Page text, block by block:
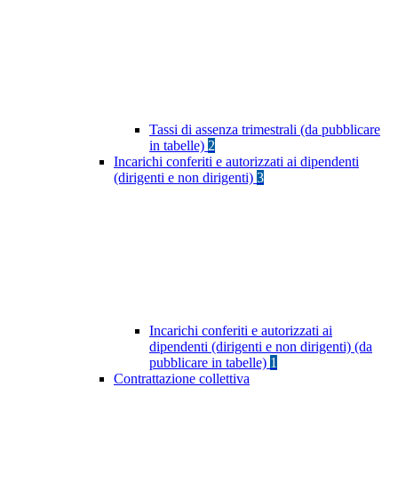
Tassi di assenza trimestrali (da pubblicare
in tabelle) 2
Incarichi conferiti e autorizzati ai dipendenti
(dirigenti e non dirigenti) 3
Incarichi conferiti e autorizzati ai
dipendenti (dirigenti e non dirigenti) (da
pubblicare in tabelle) 1
Contrattazione collettiva